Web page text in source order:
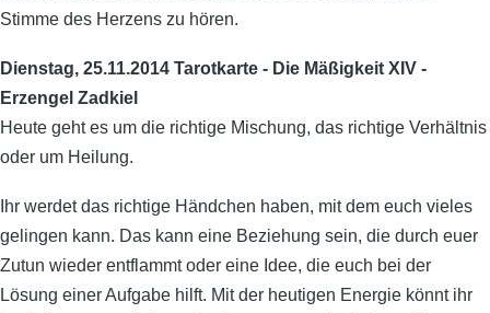
Stimme des Herzens zu hören.
Dienstag, 25.11.2014 Tarotkarte - Die Mäßigkeit XIV -
Erzengel Zadkiel
Heute geht es um die richtige Mischung, das richtige Verhältnis
oder um Heilung.
Ihr werdet das richtige Händchen haben, mit dem euch vieles
gelingen kann. Das kann eine Beziehung sein, die durch euer
Zutun wieder entflammt oder eine Idee, die euch bei der
Lösung einer Aufgabe hilft. Mit der heutigen Energie könnt ihr